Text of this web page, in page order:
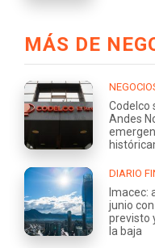
MÁS DE
Codelco
Andes
DIARIO
Imacec:
junio
previsto
la baja